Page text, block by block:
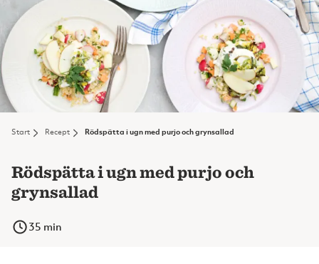
Start Recept Rödspätta i ugn med purjo och grynsallad
Rödspätta i ugn med purjo och
grynsallad
35 min